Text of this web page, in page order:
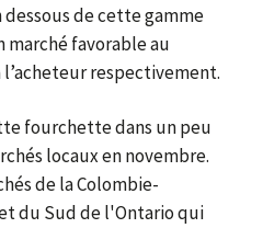
de cette gamme
favorable au
respectivement.
fourchette dans un peu
locaux en novembre.
de la Colombie-
du Sud de l'Ontario qui